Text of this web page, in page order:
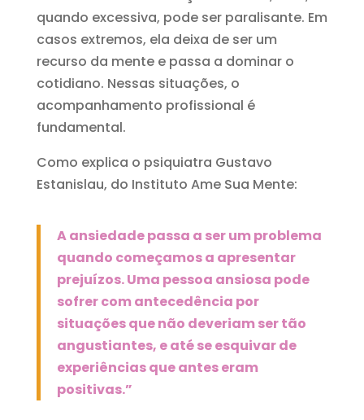
quando excessiva, pode ser paralisante. Em
casos extremos, ela deixa de ser um
recurso da mente e passa a dominar o
cotidiano. Nessas situações, o
acompanhamento profissional é
fundamental.
Como explica o psiquiatra Gustavo
Estanislau, do Instituto Ame Sua Mente:
A ansiedade passa a ser um problema
quando começamos a apresentar
prejuízos. Uma pessoa ansiosa pode
sofrer com antecedência por
situações que não deveriam ser tão
angustiantes, e até se esquivar de
experiências que antes eram
positivas.”